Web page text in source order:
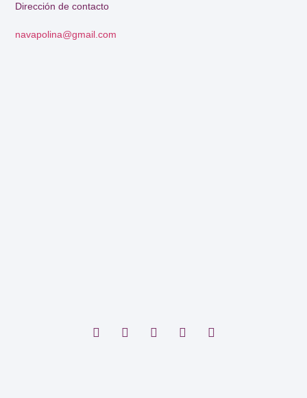
Dirección de contacto
navapolina@gmail.com